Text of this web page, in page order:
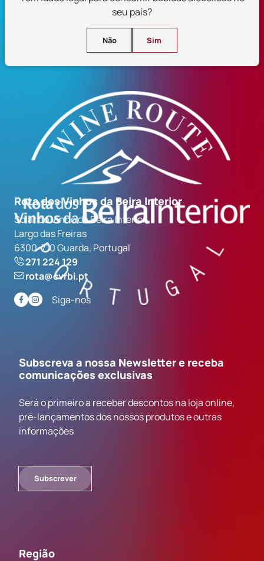
Rota dos Vinhos da Beira Interior
Solar do Vinho da Beira Interior
Largo das Freiras
6300-710 Guarda, Portugal
271 224 129
rota@cvrbi.pt
Siga-nos
Subscreva a nossa Newsletter e receba
comunicações exclusivas
Será o primeiro a receber descontos na loja online,
pré-lançamentos dos nossos produtos e outras
informações
Subscrever
Região
seu país?
Não Sim